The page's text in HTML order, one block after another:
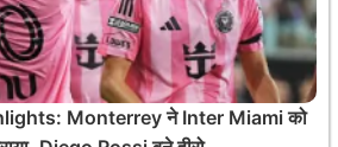
Monterrey ने Inter Miami को